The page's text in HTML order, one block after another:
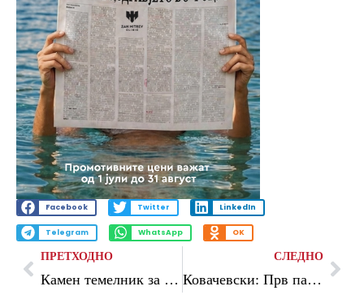
Facebook Twitter LinkedIn
Telegram WhatsApp OK
ПРЕТХОДНО
Камен темелник за автопатската делница Прилеп-Битола на Коридорот 10д
СЛЕДНО
Ковачевски: Прв пат по 30 години преку модерна инфраструктура се поврзуваме со Исток и Запад и стануваме вистинска крстосница на Балканот